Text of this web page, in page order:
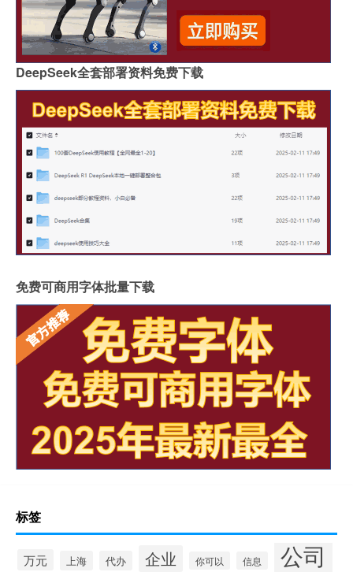
DeepSeek全套部署资料免费下载
免费可商用字体批量下载
标签
万元 上海 代办 企业 你可以 信息 公司